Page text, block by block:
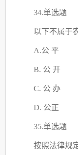
34.单选题
以下不属于
A.公 平
B. 公 开
C. 公 办
D. 公正
35.单选题
按照法律规